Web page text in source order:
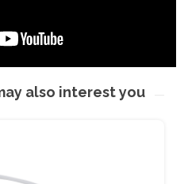
also interest you